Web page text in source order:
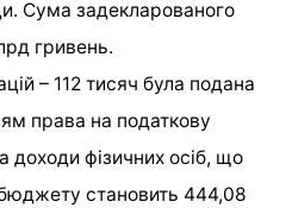
Сума задекларованого
гривень.
– 112 тисяч була подана
права на податкову
доходи фізичних осіб, що
становить 444,08